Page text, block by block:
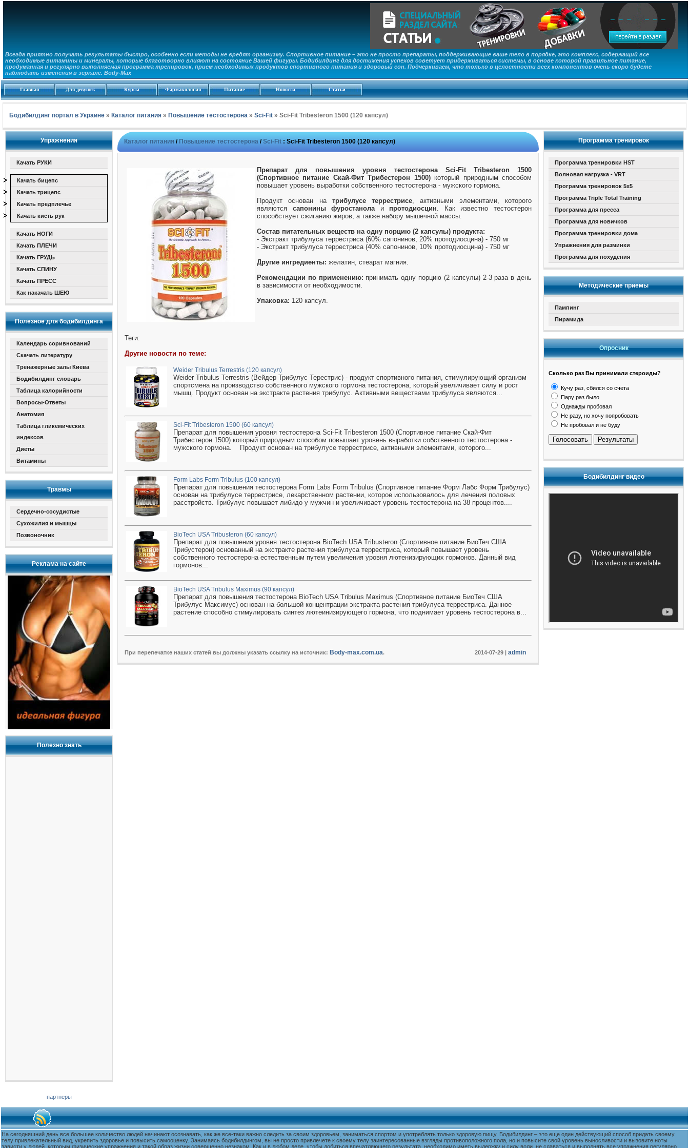
Всегда приятно получать результаты быстро, особенно если методы не вредят организму. Спортивное питание – это не просто препараты, поддерживающие ваше тело в порядке, это комплекс, содержащий все
необходимые витамины и минералы, которые благотворно влияют на состояние Вашей фигуры. Бодибилдинг для достижения успехов советует придерживаться системы, в основе которой правильное питание,
продуманная и регулярно выполняемая программа тренировок, прием необходимых продуктов спортивного питания и здоровый сон. Подчеркиваем, что только в целостности всех компонентов очень скоро будете
наблюдать изменения в зеркале. Body-Max
Главная Для девушек Курсы Фармакология Питание Новости Статьи
Бодибилдинг портал в Украине » Каталог питания » Повышение тестостерона » Sci-Fit » Sci-Fit Tribesteron 1500 (120 капсул)
Упражнения
Качать РУКИ
Качать бицепс
Качать трицепс
Качать предплечье
Качать кисть рук
Качать НОГИ
Качать ПЛЕЧИ
Качать ГРУДЬ
Качать СПИНУ
Качать ПРЕСС
Как накачать ШЕЮ
Полезное для бодибилдинга
Календарь соривнований
Скачать литературу
Тренажерные залы Киева
Бодибилдинг словарь
Таблица калорийности
Вопросы-Ответы
Анатомия
Таблица гликемических
индексов
Диеты
Витамины
Травмы
Сердечно-сосудистые
Сухожилия и мышцы
Позвоночник
Реклама на сайте
Полезно знать
партнеры
Каталог питания / Повышение тестостерона /Sci-Fit : Sci-Fit Tribesteron 1500 (120 капсул)
Препарат для повышения уровня тестостерона Sci-Fit Tribesteron 1500
(Спортивное питание Скай-Фит Трибестерон 1500)который природным способом
повышает уровень выработки собственного тестостерона - мужского гормона.
Продукт основан на трибулусе террестрисе, активными элементами, которого
являются сапонины фуростанолаи протодиосцин. Как известно тестостерон
способствует сжиганию жиров, а также набору мышечной массы.
Состав питательных веществ на одну порцию (2 капсулы) продукта:
- Экстракт трибулуса террестриса (60% сапонинов, 20% протодиосцина) - 750 мг
- Экстракт трибулуса террестриса (40% сапонинов, 10% протодиосцина) - 750 мг
Другие ингредиенты: желатин, стеарат магния.
Рекомендации по применению: принимать одну порцию (2 капсулы) 2-3 раза в день
в зависимости от необходимости.
Упаковка: 120 капсул.
Теги:
Другие новости по теме:
Weider Tribulus Terrestris (120 капсул)
Weider Tribulus Terrestris (Вейдер Трибулус Терестрис) - продукт спортивного питания, стимулирующий организм
спортсмена на производство собственного мужского гормона тестостерона, который увеличивает силу и рост
мышц. Продукт основан на экстракте растения трибулус. Активными веществами трибулуса являются...
Sci-Fit Tribesteron 1500 (60 капсул)
Препарат для повышения уровня тестостерона Sci-Fit Tribesteron 1500 (Спортивное питание Скай-Фит
Трибестерон 1500) который природным способом повышает уровень выработки собственного тестостерона -
мужского гормона. Продукт основан на трибулусе террестрисе, активными элементами, которого...
Form Labs Form Tribulus (100 капсул)
Препарат для повышения тестостерона Form Labs Form Tribulus (Спортивное питание Форм Лабс Форм Трибулус)
основан на трибулусе террестрисе, лекарственном растении, которое использовалось для лечения половых
расстройств. Трибулус повышает либидо у мужчин и увеличивает уровень тестостерона на 38 процентов....
BioTech USA Tribusteron (60 капсул)
Препарат для повышения уровня тестостерона BioTech USA Tribusteron (Спортивное питание БиоТеч США
Трибустерон) основанный на экстракте растения трибулуса террестриса, который повышает уровень
собственного тестостерона естественным путем увеличения уровня лютенизирующих гормонов. Данный вид
гормонов...
BioTech USA Tribulus Maximus (90 капсул)
Препарат для повышения тестостерона BioTech USA Tribulus Maximus (Спортивное питание БиоТеч США
Трибулус Максимус) основан на большой концентрации экстракта растения трибулуса террестриса. Данное
растение способно стимулировать синтез лютеинизирующего гормона, что поднимает уровень тестостерона в...
При перепечатке наших статей вы должны указать ссылку на источник: Body-max.com.ua. 2014-07-29 | admin
Программа тренировок
Программа тренировки HST
Волновая нагрузка - VRT
Программа тренировок 5х5
Программа Triple Total Training
Программа для пресса
Программа для новичков
Программа тренировки дома
Упражнения для разминки
Программа для похудения
Методические приемы
Пампинг
Пирамида
Опросник
Сколько раз Вы принимали стероиды?
Кучу раз, сбился со счета
Пару раз было
Однажды пробовал
Не разу, но хочу попробовать
Не пробовал и не буду
Голосовать Результаты
Бодибилдинг видео
На сегодняшний день все большее количество людей начинают осознавать, как же все-таки важно следить за своим здоровьем, заниматься спортом и употреблять только здоровую пищу. Бодибилдинг – это еще один действующий способ придать своему
телу привлекательный вид, укрепить здоровье и повысить самооценку. Занимаясь бодибилдингом, вы не просто привлечете к своему телу заинтересованные взгляды противоположного пола, но и повысите свой уровень выносливости и вызовите ноты
зависти у людей, которым физические упражнения и такой образ жизни совершенно незнаком. Как и в любом деле, чтобы добиться впечатляющего результата, необходимо иметь выдержку и силу воли, не сдаваться и выполнять все упражнения регулярно.